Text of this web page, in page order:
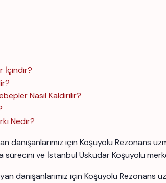
İçindir?
Nasıl Kaldırılır?
Nedir?
danışanlarımız için Koşuyolu Rezonans
ve İstanbul Üsküdar Koşuyolu
danışanlarımız için Koşuyolu Rezonans